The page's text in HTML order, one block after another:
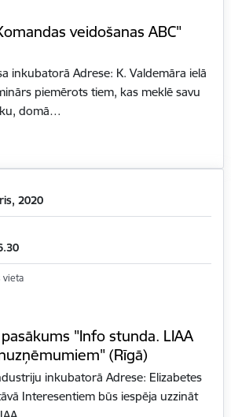
veidošanas ABC"
inkubatorā Adrese: K. Valdemāra ielā
piemērots tiem, kas meklē savu
domā…
2020
vieta
"Info stunda. LIAA
(Rīgā)
inkubatorā Adrese: Elizabetes
Interesentiem būs iespēja uzzināt